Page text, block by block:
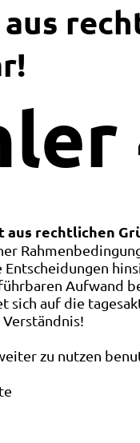
aus rechtlichen
Entscheidungen
Aufwand
sich auf die
zu nutzen